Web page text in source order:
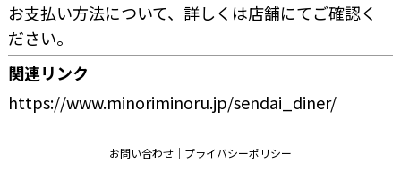
お支払い方法について、詳しくは店舗にてご確認く
ださい。
関連リンク
https://www.minoriminoru.jp/sendai_diner/
お問い合わせ プライバシーポリシー